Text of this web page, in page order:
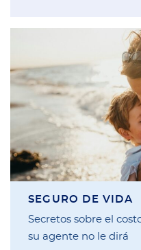
SEGURO DE VIDA
Secretos sobre el
su agente no le dirá